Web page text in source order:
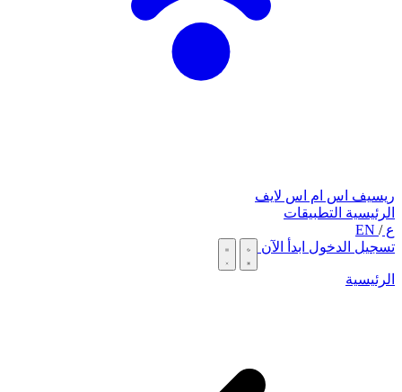
ريسيف اس ام اس لايف
الرئيسية التطبيقات
ع/
تسجيل الدخول ابدأ الآن
الرئيسية